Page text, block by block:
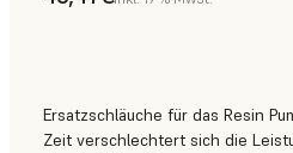
Ersatzschläuche für das Resin
Zeit verschlechtert sich die